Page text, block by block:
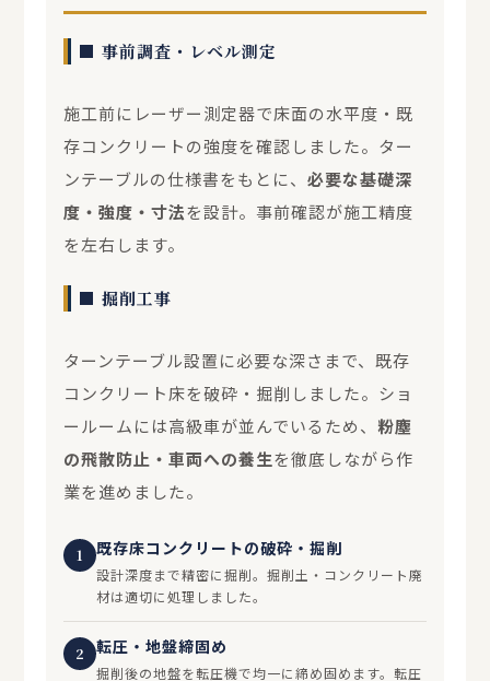
■ 事前調査・レベル測定
施工前にレーザー測定器で床面の水平度・既
存コンクリートの強度を確認しました。ター
ンテーブルの仕様書をもとに、必要な基礎深
度・強度・寸法を設計。事前確認が施工精度
を左右します。
■ 掘削工事
ターンテーブル設置に必要な深さまで、既存
コンクリート床を破砕・掘削しました。ショ
ールームには高級車が並んでいるため、粉塵
の飛散防止・車両への養生を徹底しながら作
業を進めました。
1 既存床コンクリートの破砕・掘削
設計深度まで精密に掘削。掘削土・コンクリート廃
材は適切に処理しました。
2 転圧・地盤締固め
掘削後の地盤を転圧機で均一に締め固めます。転圧